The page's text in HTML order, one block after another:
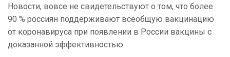
Новости, вовсе не свидетельствуют о том, что более
90 % россиян поддерживают всеобщую вакцинацию
от коронавируса при появлении в России вакцины с
доказанной эффективностью.